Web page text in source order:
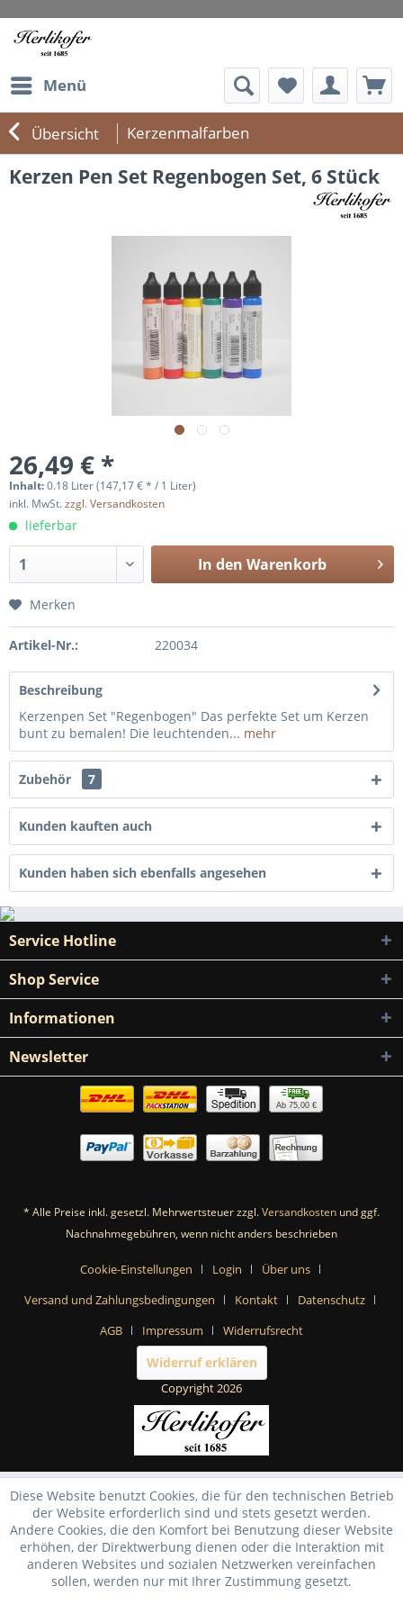
Menü
Übersicht Kerzenmalfarben
Kerzen Pen Set Regenbogen Set, 6 Stück
26,49 € *
Inhalt:0.18 Liter (147,17 € * / 1 Liter)
inkl. MwSt.zzgl. Versandkosten
lieferbar
In den Warenkorb
Merken
Artikel-Nr.: 220034
Beschreibung
Kerzenpen Set "Regenbogen" Das perfekte Set um Kerzen
bunt zu bemalen! Die leuchtenden... mehr
Zubehör 7
Kunden kauften auch
Kunden haben sich ebenfalls angesehen
Service Hotline
Shop Service
Informationen
Newsletter
Ab 75,00 €
* Alle Preise inkl. gesetzl. Mehrwertsteuer zzgl.Versandkosten und ggf.
Nachnahmegebühren, wenn nicht anders beschrieben
Cookie-Einstellungen Login
Über uns
Versand und Zahlungsbedingungen
Kontakt
Datenschutz
AGB
Impressum Widerrufsrecht
Widerruf erklären
Copyright 2026
Diese Website benutzt Cookies, die für den technischen Betrieb
der Website erforderlich sind und stets gesetzt werden.
Andere Cookies, die den Komfort bei Benutzung dieser Website
erhöhen, der Direktwerbung dienen oder die Interaktion mit
anderen Websites und sozialen Netzwerken vereinfachen
sollen, werden nur mit Ihrer Zustimmung gesetzt.